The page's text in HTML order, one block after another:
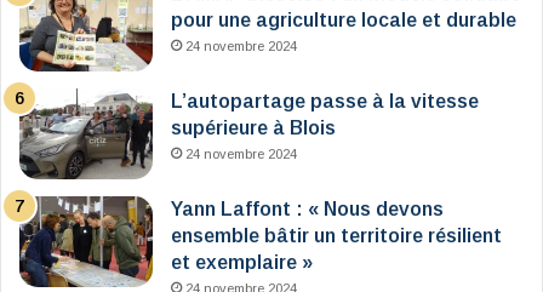
pour une agriculture locale et durable
24 novembre 2024
L’autopartage passe à la vitesse
supérieure à Blois
24 novembre 2024
Yann Laffont : « Nous devons
ensemble bâtir un territoire résilient
et exemplaire »
24 novembre 2024